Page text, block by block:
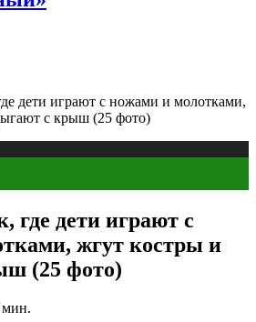
дети играют с ножами и молотками,
с крыш (25 фото)
где дети играют с
жгут костры и
(25 фото)
мин.